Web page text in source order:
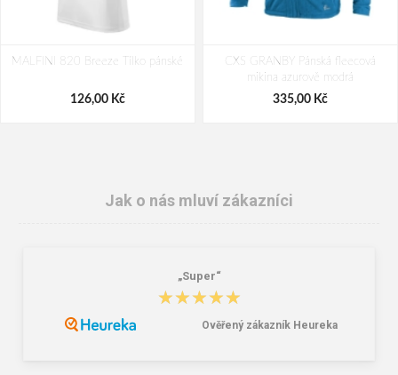
MALFINI 820 Breeze Tílko pánské
126,00 Kč
CXS GRANBY Pánská fleecová
mikina azurově modrá
335,00 Kč
Jak o nás mluví zákazníci
„Super“
★★★★★
★★★★★
Ověřený zákazník Heureka